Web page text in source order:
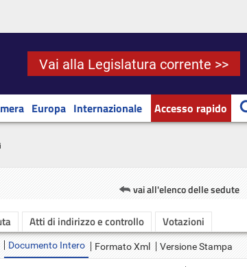
Vai alla Legislatura corrente >>
Europa Internazionale Accesso rapido
vai all'elenco delle sedute
Atti di indirizzo e controllo Votazioni
Documento Intero Formato Xml Versione Stampa